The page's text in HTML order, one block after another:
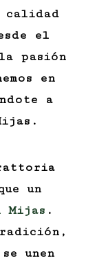
calidad
el
pasión
en
a
un
Mijas .
unen